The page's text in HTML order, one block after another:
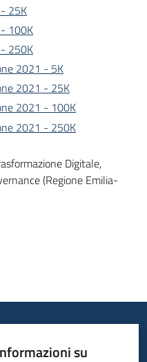
25K
100K
250K
2021 - 5K
2021 - 25K
2021 - 100K
2021 - 250K
Digitale,
(Regione Emilia-
su